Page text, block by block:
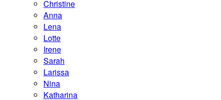
Christine
Anna
Lena
Lotte
Irene
Sarah
Larissa
Nina
Katharina